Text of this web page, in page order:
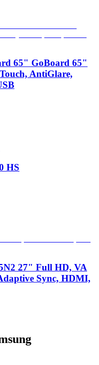
65" GoBoard 65"
AntiGlare,
HS
27" Full HD, VA
Sync, HDMI,